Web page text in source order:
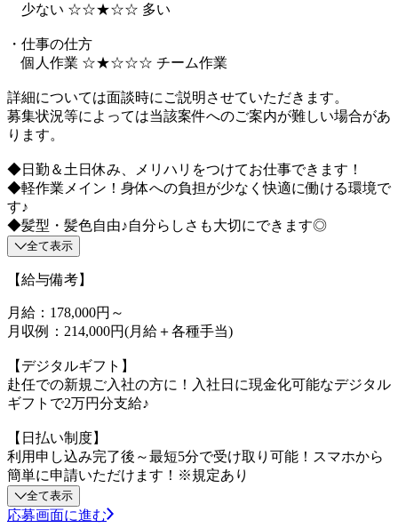
少ない ☆☆★☆☆ 多い
・仕事の仕方
個人作業 ☆★☆☆☆ チーム作業
詳細については面談時にご説明させていただきます。
募集状況等によっては当該案件へのご案内が難しい場合があ
ります。
◆日勤＆土日休み、メリハリをつけてお仕事できます！
◆軽作業メイン！身体への負担が少なく快適に働ける環境で
す♪
◆髪型・髪色自由♪自分らしさも大切にできます◎
全て表示
【給与備考】
月給：178,000円～
月収例：214,000円(月給＋各種手当)
【デジタルギフト】
赴任での新規ご入社の方に！入社日に現金化可能なデジタル
ギフトで2万円分支給♪
【日払い制度】
利用申し込み完了後～最短5分で受け取り可能！スマホから
簡単に申請いただけます！※規定あり
全て表示
応募画面に進む